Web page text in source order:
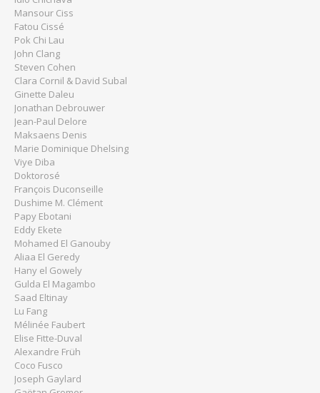
Mansour Ciss
Fatou Cissé
Pok Chi Lau
John Clang
Steven Cohen
Clara Cornil & David Subal
Ginette Daleu
Jonathan Debrouwer
Jean-Paul Delore
Maksaens Denis
Marie Dominique Dhelsing
Viye Diba
Doktorosé
François Duconseille
Dushime M. Clément
Papy Ebotani
Eddy Ekete
Mohamed El Ganouby
Aliaa El Geredy
Hany el Gowely
Gulda El Magambo
Saad Eltinay
Lu Fang
Mélinée Faubert
Elise Fitte-Duval
Alexandre Früh
Coco Fusco
Joseph Gaylard